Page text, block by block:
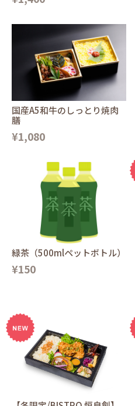
国産A5和牛のしっとり焼肉
膳
¥1,080
緑茶（500mlペットボトル）
¥150